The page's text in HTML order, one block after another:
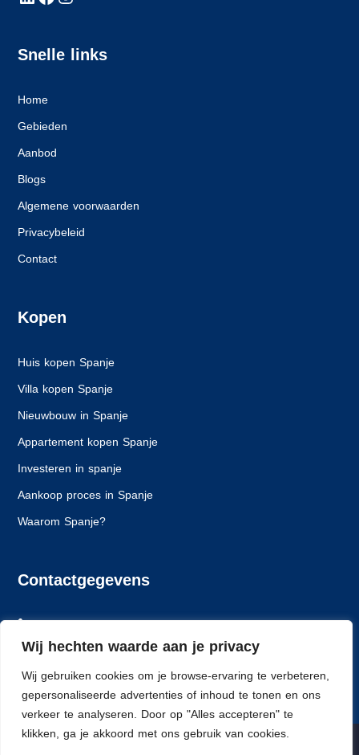
Wij hechten waarde aan je privacy
Wij gebruiken cookies om je browse-ervaring te verbeteren,
gepersonaliseerde advertenties of inhoud te tonen en ons
verkeer te analyseren. Door op "Alles accepteren" te
klikken, ga je akkoord met ons gebruik van cookies.
Snelle links
Home
Gebieden
Aanbod
Blogs
Algemene voorwaarden
Privacybeleid
Contact
Kopen
Huis kopen Spanje
Villa kopen Spanje
Nieuwbouw in Spanje
Appartement kopen Spanje
Investeren in spanje
Aankoop proces in Spanje
Waarom Spanje?
Contactgegevens
info@spaansewoning.nl
Dlorentzweg 14, 3208 LJ Spijkenisse